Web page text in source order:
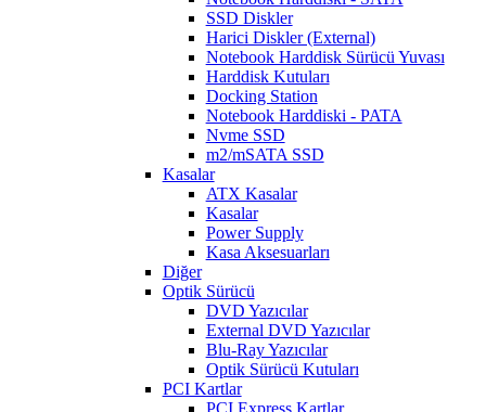
SSD Diskler
Harici Diskler (External)
Notebook Harddisk Sürücü Yuvası
Harddisk Kutuları
Docking Station
Notebook Harddiski - PATA
Nvme SSD
m2/mSATA SSD
Kasalar
ATX Kasalar
Kasalar
Power Supply
Kasa Aksesuarları
Diğer
Optik Sürücü
DVD Yazıcılar
External DVD Yazıcılar
Blu-Ray Yazıcılar
Optik Sürücü Kutuları
PCI Kartlar
PCI Express Kartlar